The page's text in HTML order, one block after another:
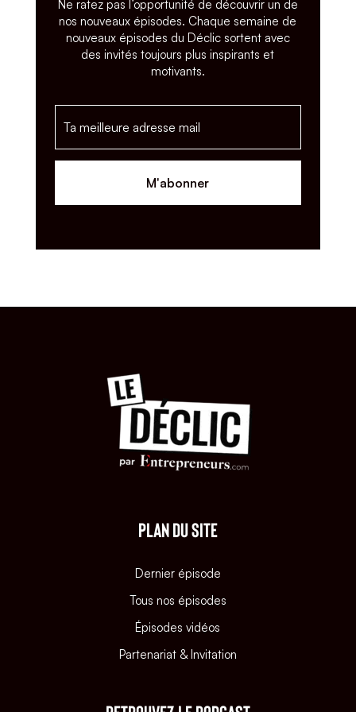
Ne ratez pas l’opportunité de découvrir un de
nos nouveaux épisodes. Chaque semaine de
nouveaux épisodes du Déclic sortent avec
des invités toujours plus inspirants et
motivants.
M'abonner
PLAN DU SITE
Dernier épisode
Tous nos épisodes
Épisodes vidéos
Partenariat & Invitation